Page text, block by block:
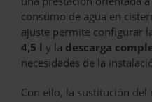
consumo de agua en
ajuste permite configurar
4,5 l y la descarga
necesidades de la
Con ello, la sustitución